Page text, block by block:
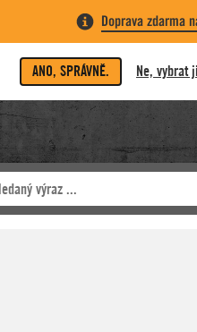
Doprava zdarma
ANO, SPRÁVNĚ. Ne, vybrat